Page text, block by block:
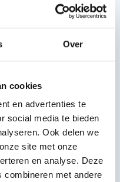
Over
cookies
en advertenties te
social media te bieden
Ook delen we
site met onze
en analyse. Deze
combineren met andere
Alleen jij hebt er,
kijk- en
die je
hebt aangemerkt.